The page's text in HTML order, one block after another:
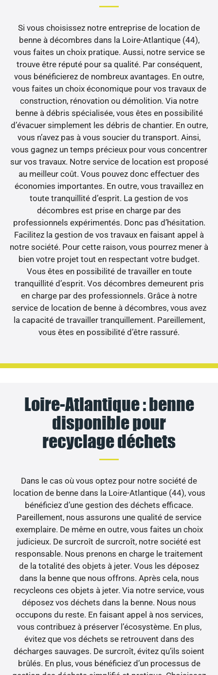
Si vous choisissez notre entreprise de location de
benne à décombres dans la Loire-Atlantique (44),
vous faites un choix pratique. Aussi, notre service se
trouve être réputé pour sa qualité. Par conséquent,
vous bénéficierez de nombreux avantages. En outre,
vous faites un choix économique pour vos travaux de
construction, rénovation ou démolition. Via notre
benne à débris spécialisée, vous êtes en possibilité
d’évacuer simplement les débris de chantier. En outre,
vous n’avez pas à vous soucier du transport. Ainsi,
vous gagnez un temps précieux pour vous concentrer
sur vos travaux. Notre service de location est proposé
au meilleur coût. Vous pouvez donc effectuer des
économies importantes. En outre, vous travaillez en
toute tranquillité d’esprit. La gestion de vos
décombres est prise en charge par des
professionnels expérimentés. Donc pas d’hésitation.
Facilitez la gestion de vos travaux en faisant appel à
notre société. Pour cette raison, vous pourrez mener à
bien votre projet tout en respectant votre budget.
Vous êtes en possibilité de travailler en toute
tranquillité d’esprit. Vos décombres demeurent pris
en charge par des professionnels. Grâce à notre
service de location de benne à décombres, vous avez
la capacité de travailler tranquillement. Pareillement,
vous êtes en possibilité d’être rassuré.
Loire-Atlantique : benne
disponible pour
recyclage déchets
Dans le cas où vous optez pour notre société de
location de benne dans la Loire-Atlantique (44), vous
bénéficiez d’une gestion des déchets efficace.
Pareillement, nous assurons une qualité de service
exemplaire. De même en outre, vous faites un choix
judicieux. De surcroît de surcroît, notre société est
responsable. Nous prenons en charge le traitement
de la totalité des objets à jeter. Vous les déposez
dans la benne que nous offrons. Après cela, nous
recycleons ces objets à jeter. Via notre service, vous
déposez vos déchets dans la benne. Nous nous
occupons du reste. En faisant appel à nos services,
vous contribuez à préserver l’écosystème. En plus,
évitez que vos déchets se retrouvent dans des
décharges sauvages. De surcroît, évitez qu’ils soient
brûlés. En plus, vous bénéficiez d’un processus de